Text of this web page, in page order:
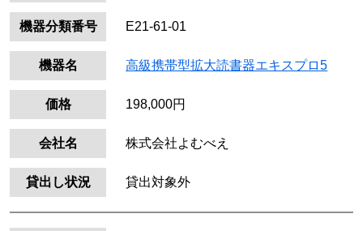
機器分類番号 E21-61-01
機器名 高級携帯型拡大読書器エキスプロ5
価格 198,000円
会社名 株式会社よむべえ
貸出し状況 貸出対象外